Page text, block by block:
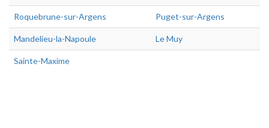
Roquebrune-sur-Argens Puget-sur-Argens
Mandelieu-la-Napoule Le Muy
Sainte-Maxime